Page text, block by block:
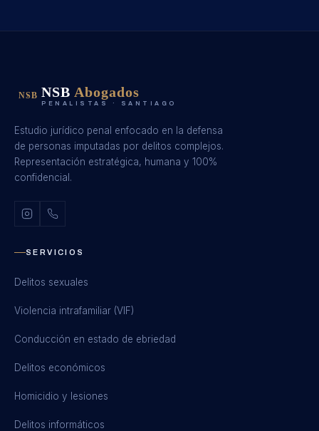
NSB NSB Abogados
PENALISTAS · SANTIAGO
Estudio jurídico penal enfocado en la defensa
de personas imputadas por delitos complejos.
Representación estratégica, humana y 100%
confidencial.
SERVICIOS
Delitos sexuales
Violencia intrafamiliar (VIF)
Conducción en estado de ebriedad
Delitos económicos
Homicidio y lesiones
Delitos informáticos